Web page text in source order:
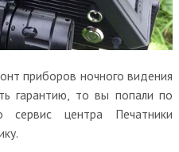
приборов ночного видения
гарантию, то вы попали по
сервис центра Печатники